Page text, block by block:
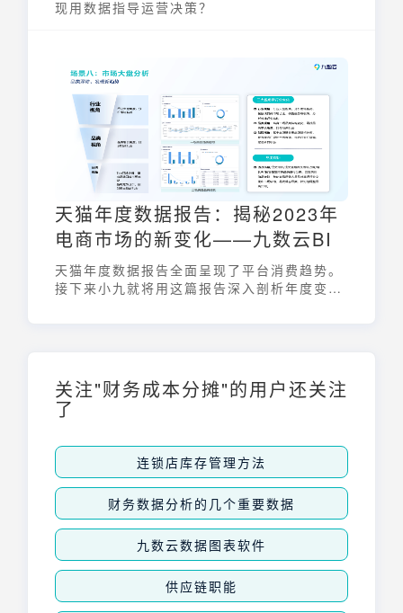
现用数据指导运营决策？
天猫年度数据报告：揭秘2023年
电商市场的新变化——九数云BI
天猫年度数据报告全面呈现了平台消费趋势。
接下来小九就将用这篇报告深入剖析年度变
关注"财务成本分摊"的用户还关注
了
连锁店库存管理方法
财务数据分析的几个重要数据
九数云数据图表软件
供应链职能